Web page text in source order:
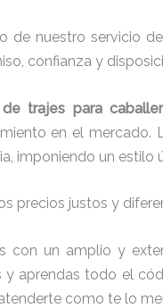
de nuestro servicio de
confianza y
trajes para
en el mercado.
imponiendo un estilo
precios justos y
con un amplio y
y aprendas todo el
como te lo